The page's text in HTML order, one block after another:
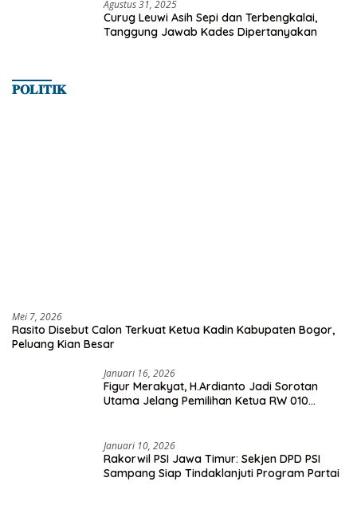
Agustus 31, 2025
Curug Leuwi Asih Sepi dan Terbengkalai,
Tanggung Jawab Kades Dipertanyakan
𝐏𝐎𝐋𝐈𝐓𝐈𝐊
Mei 7, 2026
Rasito Disebut Calon Terkuat Ketua Kadin Kabupaten Bogor,
Peluang Kian Besar
Januari 16, 2026
Figur Merakyat, H.Ardianto Jadi Sorotan
Utama Jelang Pemilihan Ketua RW 010
Januari 10, 2026
Rakorwil PSI Jawa Timur: Sekjen DPD PSI
Sampang Siap Tindaklanjuti Program Partai